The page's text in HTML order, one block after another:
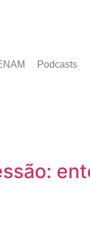
Podcasts